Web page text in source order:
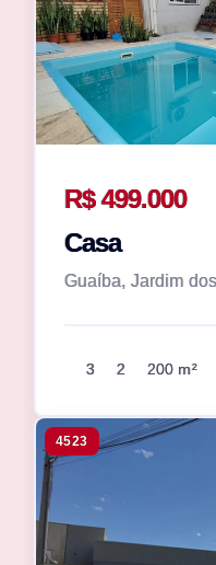
R$ 499.000
Casa
Guaíba, Jardim
3 2 200 m²
4523